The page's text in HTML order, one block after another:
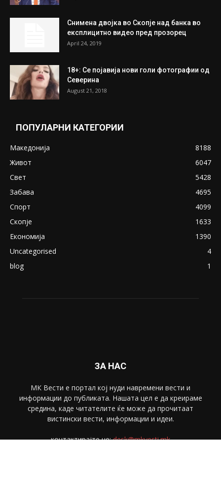
Снимена двојка во Скопје над банка во
експлицитно видео пред прозорец
April 24, 2019
18+: Се појавија нови голи фотографии од
Северина
August 21, 2018
ПОПУЛАРНИ КАТЕГОРИИ
Македонија
8188
Живот
6047
Свет
5428
Забава
4695
Спорт
4099
Скопје
1633
Економија
1390
Uncategorised
4
blog
1
ЗА НАС
МК Вести е портал коj нуди навремени вести и
информации до публиката. Нашата цел е да креираме
средина, каде читателите ќе може да прочитаат
вистински вести, информации и идеи.
контактирајте не:desk@mkvesti.mk